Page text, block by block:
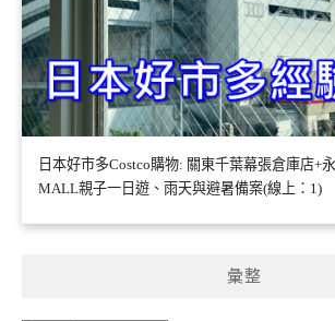
日本好市多Costco購物: 關東千葉幕張倉庫店+
MALL親子一日遊、雨天與避暑備案(線上：1)
彙整